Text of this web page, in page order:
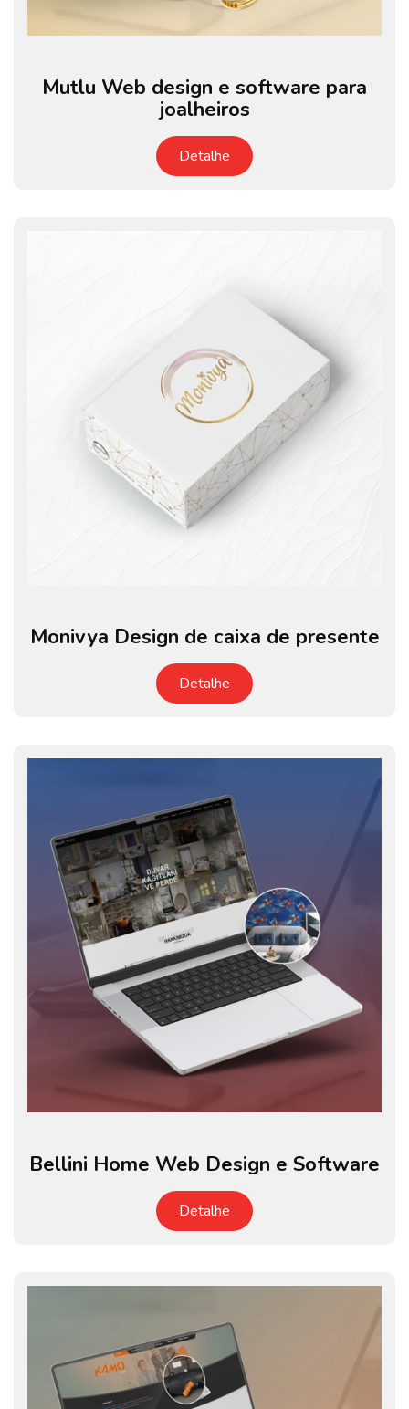
Mutlu Web design e software para
joalheiros
Detalhe
Monivya Design de caixa de presente
Detalhe
Bellini Home Web Design e Software
Detalhe